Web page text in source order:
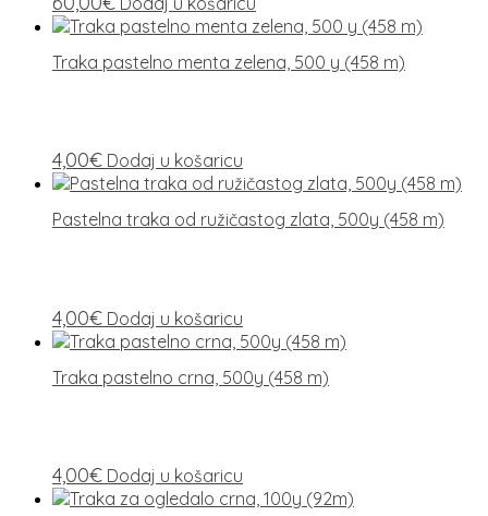
Traka pastelno menta zelena, 500 y (458 m)
4,00€ Dodaj u košaricu
Pastelna traka od ružičastog zlata, 500y (458 m)
4,00€ Dodaj u košaricu
Traka pastelno crna, 500y (458 m)
4,00€ Dodaj u košaricu